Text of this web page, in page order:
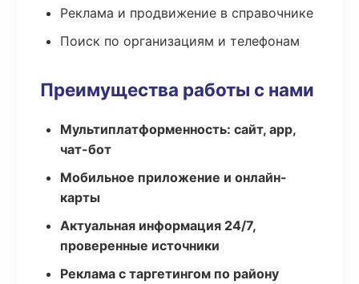
Реклама и продвижение в справочнике
Поиск по организациям и телефонам
Преимущества работы с нами
Мультиплатформенность: сайт, app,
чат-бот
Мобильное приложение и онлайн-
карты
Актуальная информация 24/7,
проверенные источники
Реклама с таргетингом по району